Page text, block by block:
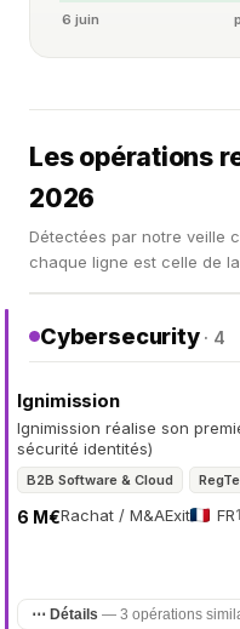
6 juin
Les opérations
2026
Détectées par notre veille
chaque ligne est celle de
Cybersecurity · 4
Ignimission
Ignimission réalise son
sécurité identités)
B2B Software & Cloud
Rachat / M&A
6 M€ Exit FR
⋯ Détails — 3 opérations